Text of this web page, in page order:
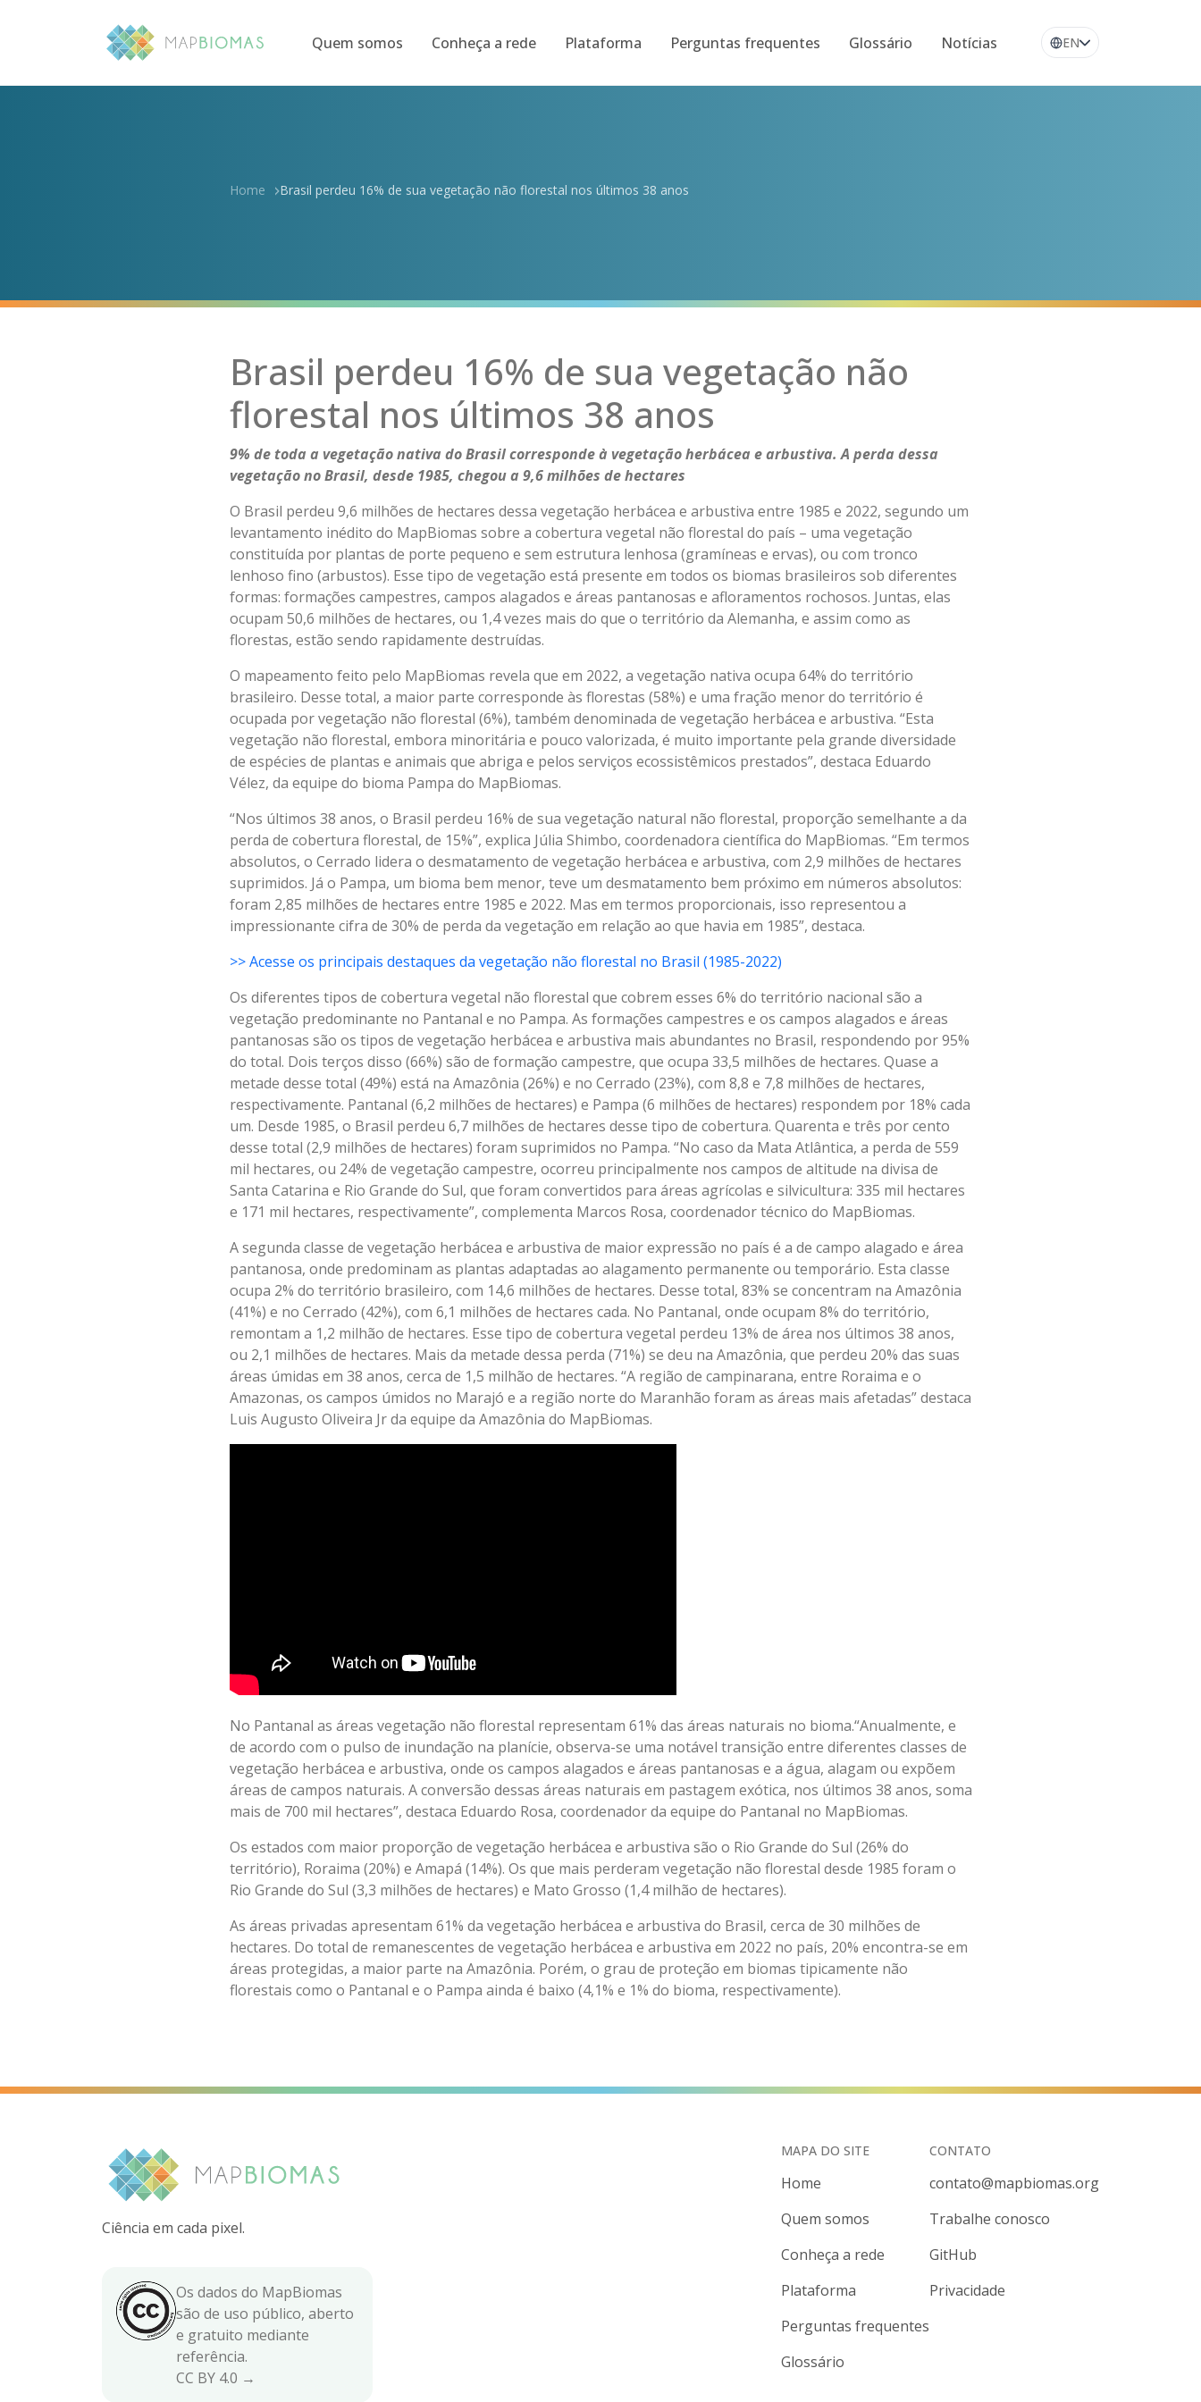
Quem somos Conheça a rede Plataforma Perguntas frequentes Glossário Notícias EN
Home Brasil perdeu 16% de sua vegetação não florestal nos últimos 38 anos
Brasil perdeu 16% de sua vegetação não
florestal nos últimos 38 anos
9% de toda a vegetação nativa do Brasil corresponde à vegetação herbácea e arbustiva. A perda dessa
vegetação no Brasil, desde 1985, chegou a 9,6 milhões de hectares
O Brasil perdeu 9,6 milhões de hectares dessa vegetação herbácea e arbustiva entre 1985 e 2022, segundo um
levantamento inédito do MapBiomas sobre a cobertura vegetal não florestal do país – uma vegetação
constituída por plantas de porte pequeno e sem estrutura lenhosa (gramíneas e ervas), ou com tronco
lenhoso fino (arbustos). Esse tipo de vegetação está presente em todos os biomas brasileiros sob diferentes
formas: formações campestres, campos alagados e áreas pantanosas e afloramentos rochosos. Juntas, elas
ocupam 50,6 milhões de hectares, ou 1,4 vezes mais do que o território da Alemanha, e assim como as
florestas, estão sendo rapidamente destruídas.
O mapeamento feito pelo MapBiomas revela que em 2022, a vegetação nativa ocupa 64% do território
brasileiro. Desse total, a maior parte corresponde às florestas (58%) e uma fração menor do território é
ocupada por vegetação não florestal (6%), também denominada de vegetação herbácea e arbustiva. “Esta
vegetação não florestal, embora minoritária e pouco valorizada, é muito importante pela grande diversidade
de espécies de plantas e animais que abriga e pelos serviços ecossistêmicos prestados”, destaca Eduardo
Vélez, da equipe do bioma Pampa do MapBiomas.
“Nos últimos 38 anos, o Brasil perdeu 16% de sua vegetação natural não florestal, proporção semelhante a da
perda de cobertura florestal, de 15%”, explica Júlia Shimbo, coordenadora científica do MapBiomas. “Em termos
absolutos, o Cerrado lidera o desmatamento de vegetação herbácea e arbustiva, com 2,9 milhões de hectares
suprimidos. Já o Pampa, um bioma bem menor, teve um desmatamento bem próximo em números absolutos:
foram 2,85 milhões de hectares entre 1985 e 2022. Mas em termos proporcionais, isso representou a
impressionante cifra de 30% de perda da vegetação em relação ao que havia em 1985”, destaca.
>> Acesse os principais destaques da vegetação não florestal no Brasil (1985-2022)
Os diferentes tipos de cobertura vegetal não florestal que cobrem esses 6% do território nacional são a
vegetação predominante no Pantanal e no Pampa. As formações campestres e os campos alagados e áreas
pantanosas são os tipos de vegetação herbácea e arbustiva mais abundantes no Brasil, respondendo por 95%
do total. Dois terços disso (66%) são de formação campestre, que ocupa 33,5 milhões de hectares. Quase a
metade desse total (49%) está na Amazônia (26%) e no Cerrado (23%), com 8,8 e 7,8 milhões de hectares,
respectivamente. Pantanal (6,2 milhões de hectares) e Pampa (6 milhões de hectares) respondem por 18% cada
um. Desde 1985, o Brasil perdeu 6,7 milhões de hectares desse tipo de cobertura. Quarenta e três por cento
desse total (2,9 milhões de hectares) foram suprimidos no Pampa. “No caso da Mata Atlântica, a perda de 559
mil hectares, ou 24% de vegetação campestre, ocorreu principalmente nos campos de altitude na divisa de
Santa Catarina e Rio Grande do Sul, que foram convertidos para áreas agrícolas e silvicultura: 335 mil hectares
e 171 mil hectares, respectivamente”, complementa Marcos Rosa, coordenador técnico do MapBiomas.
A segunda classe de vegetação herbácea e arbustiva de maior expressão no país é a de campo alagado e área
pantanosa, onde predominam as plantas adaptadas ao alagamento permanente ou temporário. Esta classe
ocupa 2% do território brasileiro, com 14,6 milhões de hectares. Desse total, 83% se concentram na Amazônia
(41%) e no Cerrado (42%), com 6,1 milhões de hectares cada. No Pantanal, onde ocupam 8% do território,
remontam a 1,2 milhão de hectares. Esse tipo de cobertura vegetal perdeu 13% de área nos últimos 38 anos,
ou 2,1 milhões de hectares. Mais da metade dessa perda (71%) se deu na Amazônia, que perdeu 20% das suas
áreas úmidas em 38 anos, cerca de 1,5 milhão de hectares. “A região de campinarana, entre Roraima e o
Amazonas, os campos úmidos no Marajó e a região norte do Maranhão foram as áreas mais afetadas” destaca
Luis Augusto Oliveira Jr da equipe da Amazônia do MapBiomas.
No Pantanal as áreas vegetação não florestal representam 61% das áreas naturais no bioma.“Anualmente, e
de acordo com o pulso de inundação na planície, observa-se uma notável transição entre diferentes classes de
vegetação herbácea e arbustiva, onde os campos alagados e áreas pantanosas e a água, alagam ou expõem
áreas de campos naturais. A conversão dessas áreas naturais em pastagem exótica, nos últimos 38 anos, soma
mais de 700 mil hectares”, destaca Eduardo Rosa, coordenador da equipe do Pantanal no MapBiomas.
Os estados com maior proporção de vegetação herbácea e arbustiva são o Rio Grande do Sul (26% do
território), Roraima (20%) e Amapá (14%). Os que mais perderam vegetação não florestal desde 1985 foram o
Rio Grande do Sul (3,3 milhões de hectares) e Mato Grosso (1,4 milhão de hectares).
As áreas privadas apresentam 61% da vegetação herbácea e arbustiva do Brasil, cerca de 30 milhões de
hectares. Do total de remanescentes de vegetação herbácea e arbustiva em 2022 no país, 20% encontra-se em
áreas protegidas, a maior parte na Amazônia. Porém, o grau de proteção em biomas tipicamente não
florestais como o Pantanal e o Pampa ainda é baixo (4,1% e 1% do bioma, respectivamente).
Ciência em cada pixel.
Os dados do MapBiomas
são de uso público, aberto
e gratuito mediante
referência.
CC BY 4.0 →
MAPA DO SITE
Home
Quem somos
Conheça a rede
Plataforma
Perguntas frequentes
Glossário
CONTATO
contato@mapbiomas.org
Trabalhe conosco
GitHub
Privacidade